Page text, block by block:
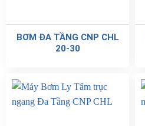
BƠM ĐA TẦNG CNP CHL
20-30